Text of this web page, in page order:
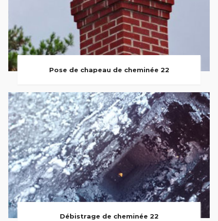
Pose de chapeau de cheminée 22
Débistrage de cheminée 22